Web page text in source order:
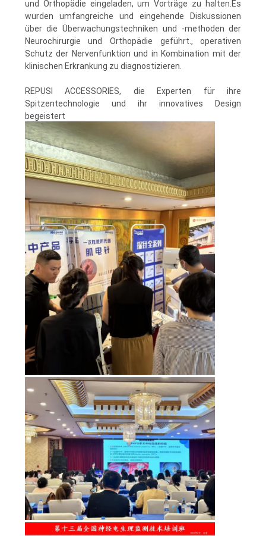
und Orthopädie eingeladen, um Vorträge zu halten.Es
wurden umfangreiche und eingehende Diskussionen
über die Überwachungstechniken und -methoden der
Neurochirurgie und Orthopädie geführt., operativen
Schutz der Nervenfunktion und in Kombination mit der
klinischen Erkrankung zu diagnostizieren.
REPUSI ACCESSORIES, die Experten für ihre
Spitzentechnologie und ihr innovatives Design
begeistert